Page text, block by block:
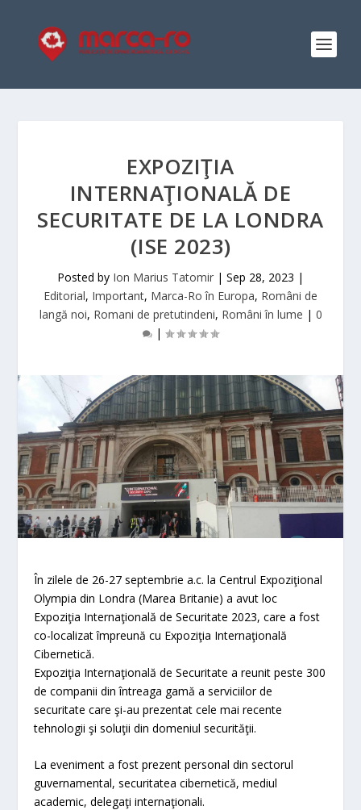
EXPOZIŢIA
INTERNAŢIONALĂ DE
SECURITATE DE LA LONDRA
(ISE 2023)
Posted by Ion Marius Tatomir | Sep 28, 2023 |
Editorial, Important, Marca-Ro în Europa, Români de
langă noi, Romani de pretutindeni, Români în lume | 0
|
În zilele de 26-27 septembrie a.c. la Centrul Expoziţional
Olympia din Londra (Marea Britanie) a avut loc
Expoziţia Internaţională de Securitate 2023, care a fost
co-localizat împreună cu Expoziţia Internaţională
Cibernetică.
Expoziţia Internaţională de Securitate a reunit peste 300
de companii din întreaga gamă a serviciilor de
securitate care şi-au prezentat cele mai recente
tehnologii şi soluţii din domeniul securităţii.
La eveniment a fost prezent personal din sectorul
guvernamental, securitatea cibernetică, mediul
academic, delegaţi internaţionali.